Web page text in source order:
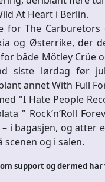
At Heart i Berlin.
for The
og Østerrike, der
både Mötley Crüe
siste lørdag før
annet With Full
"I Hate People
" Rock’n’Roll
i bagasjen, og
scenen og i salen.
support og dermed